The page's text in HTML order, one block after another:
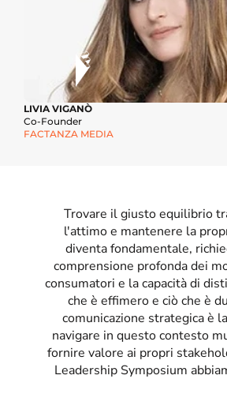
LIVIA VIGANÒ
Co-Founder
FACTANZA MEDIA
Trovare il giusto equilibrio
l'attimo e mantenere la
diventa fondamentale,
comprensione profonda dei
consumatori e la capacità di
che è effimero e ciò che è
comunicazione strategica è
navigare in questo contesto
fornire valore ai propri
Leadership Symposium